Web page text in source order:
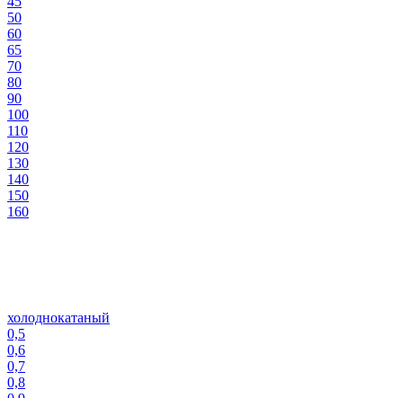
50
60
65
70
80
90
100
110
120
130
140
150
160
холоднокатаный
0,5
0,6
0,7
0,8